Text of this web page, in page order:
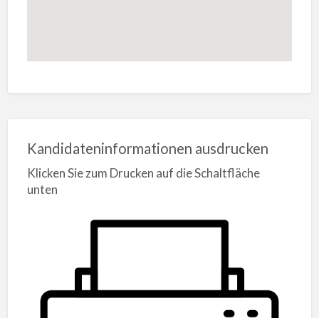
Kandidateninformationen ausdrucken
Klicken Sie zum Drucken auf die Schaltfläche
unten